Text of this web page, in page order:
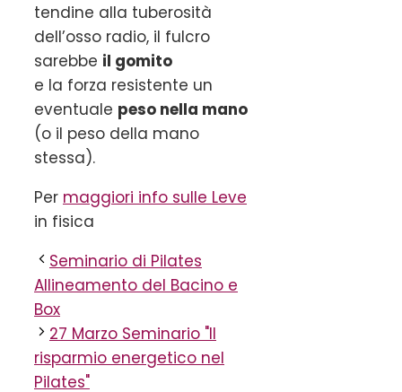
tendine alla tuberosità
dell’osso radio, il fulcro
sarebbe il gomito
e la forza resistente un
eventuale peso nella mano
(o il peso della mano
stessa).
Per maggiori info sulle Leve
in fisica
Seminario di Pilates
Allineamento del Bacino e
Box
27 Marzo Seminario "Il
risparmio energetico nel
Pilates"